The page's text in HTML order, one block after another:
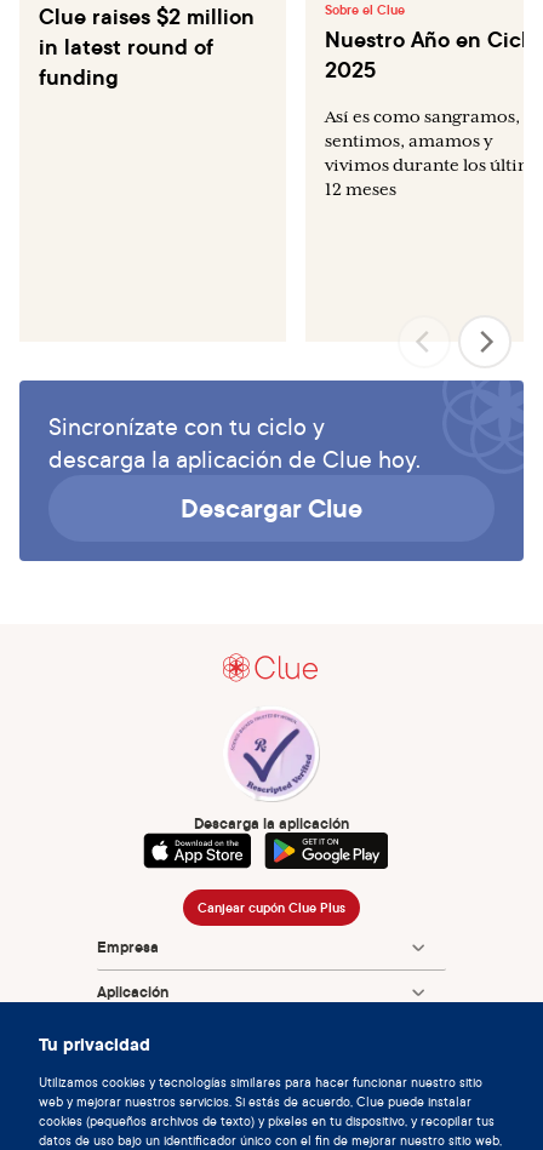
Tu privacidad
Utilizamos cookies y tecnologías similares para hacer funcionar nuestro sitio
web y mejorar nuestros servicios. Si estás de acuerdo, Clue puede instalar
cookies (pequeños archivos de texto) y píxeles en tu dispositivo, y recopilar tus
datos de uso bajo un identificador único con el fin de mejorar nuestro sitio web,
Clue raises $2 million
in latest round of
funding
Sobre el Clue
Nuestro Año en
2025
Así es como sangramos,
sentimos, amamos y
vivimos durante los
12 meses
Sincronízate con tu ciclo y
descarga la aplicación de Clue hoy.
Descargar Clue
Descarga la aplicación
Canjear cupón Clue Plus
Empresa
Aplicación
Enciclopedia
Información
Partnerships